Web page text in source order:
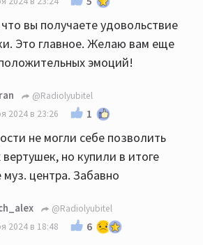
вы получаете удовольствие
Это главное. Желаю вам еще
эмоций!
@Radiolyubitel
2024 в 23:26
1
не могли себе позволить
но купили в итоге
центра. Забавно
@Radiolyubitel
2024 в 18:48
6